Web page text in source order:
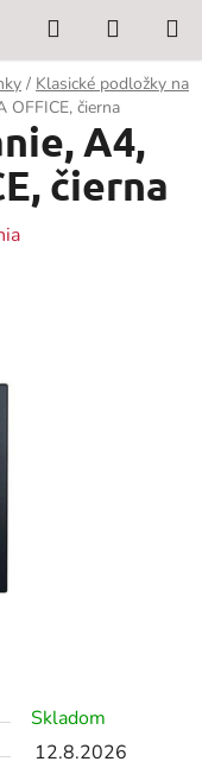
Hľadať
KOŠÍK
/ Klasické podložky na
OFFICE, čierna
Skladom
12.8.2026
A4,
čierna